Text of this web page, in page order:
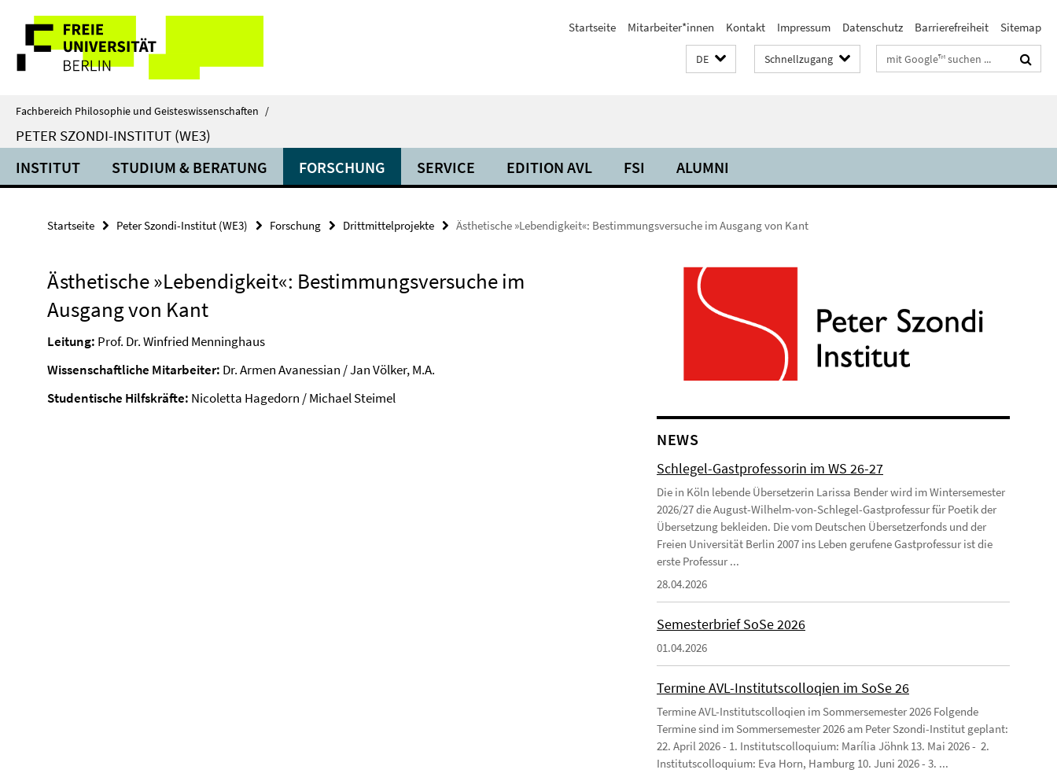
direkt
Inhalt
Service-
Navigation
Startseite Mitarbeiter*innen Kontakt Impressum Datenschutz Barrierefreiheit Sitemap
DE Schnellzugang Suchbegriffe
Fachbereich Philosophie und Geisteswissenschaften /
PETER SZONDI-INSTITUT (WE3)
INSTITUT STUDIUM & BERATUNG FORSCHUNG SERVICE EDITION AVL FSI ALUMNI
Startseite Peter Szondi-Institut (WE3) Forschung Drittmittelprojekte Ästhetische »Lebendigkeit«: Bestimmungsversuche im Ausgang von Kant
Ästhetische »Lebendigkeit«: Bestimmungsversuche im
Ausgang von Kant
Leitung: Prof. Dr. Winfried Menninghaus
Wissenschaftliche Mitarbeiter: Dr. Armen Avanessian / Jan Völker, M.A.
Studentische Hilfskräfte: Nicoletta Hagedorn / Michael Steimel
NEWS
Schlegel-Gastprofessorin im WS 26-27
Die in Köln lebende Übersetzerin Larissa Bender wird im Wintersemester
2026/27 die August-Wilhelm-von-Schlegel-Gastprofessur für Poetik der
Übersetzung bekleiden. Die vom Deutschen Übersetzerfonds und der
Freien Universität Berlin 2007 ins Leben gerufene Gastprofessur ist die
erste Professur ...
28.04.2026
Semesterbrief SoSe 2026
01.04.2026
Termine AVL-Institutscolloqien im SoSe 26
Termine AVL-Institutscolloqien im Sommersemester 2026 Folgende
Termine sind im Sommersemester 2026 am Peter Szondi-Institut geplant:
22. April 2026 - 1. Institutscolloquium: Marília Jöhnk 13. Mai 2026 - 2.
Institutscolloquium: Eva Horn, Hamburg 10. Juni 2026 - 3. ...